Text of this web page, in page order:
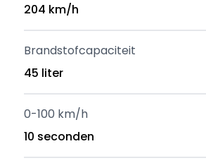
204 km/h
Brandstofcapaciteit
45 liter
0-100 km/h
10 seconden